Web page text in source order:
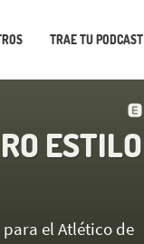
TRAE TU PODCAST
ESTILO
el Atlético de